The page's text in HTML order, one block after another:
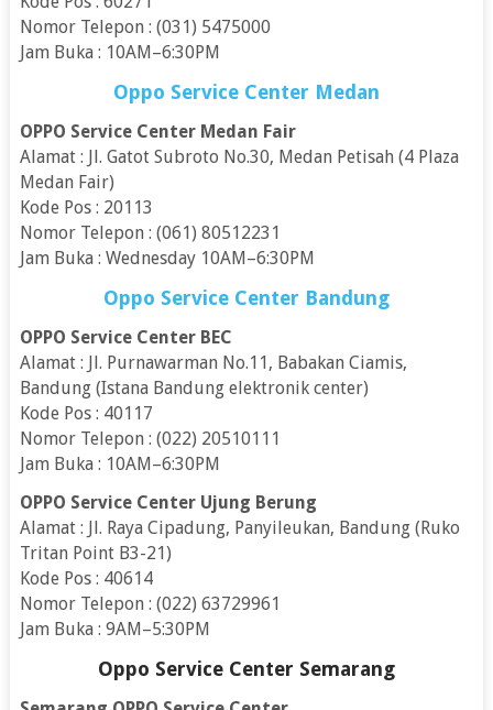
Nomor Telepon : (031) 5475000
Jam Buka : 10AM–6:30PM
Oppo Service Center Medan
OPPO Service Center Medan Fair
Alamat : Jl. Gatot Subroto No.30, Medan Petisah (4 Plaza
Medan Fair)
Kode Pos : 20113
Nomor Telepon : (061) 80512231
Jam Buka : Wednesday 10AM–6:30PM
Oppo Service Center Bandung
OPPO Service Center BEC
Alamat : Jl. Purnawarman No.11, Babakan Ciamis,
Bandung (Istana Bandung elektronik center)
Kode Pos : 40117
Nomor Telepon : (022) 20510111
Jam Buka : 10AM–6:30PM
OPPO Service Center Ujung Berung
Alamat : Jl. Raya Cipadung, Panyileukan, Bandung (Ruko
Tritan Point B3-21)
Kode Pos : 40614
Nomor Telepon : (022) 63729961
Jam Buka : 9AM–5:30PM
Oppo Service Center Semarang